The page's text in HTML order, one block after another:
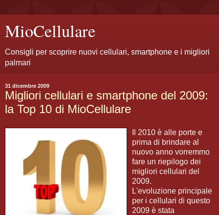
MioCellulare
Consigli per scoprire nuovi cellulari, smartphone e i migliori
palmari
31 dicembre 2009
Migliori cellulari e smartphone del 2009:
la Top 10 di MioCellulare
Il 2010 è alle porte e
prima di brindare al
nuovo anno vorremmo
fare un riepilogo dei
migliori cellulari del
2009.
L'evoluzione principale
per i cellulari di questo
2009 è stata